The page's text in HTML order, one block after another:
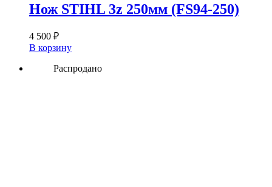
Нож STIHL 3z 250мм (FS94-250)
4 500 ₽
В корзину
Распродано